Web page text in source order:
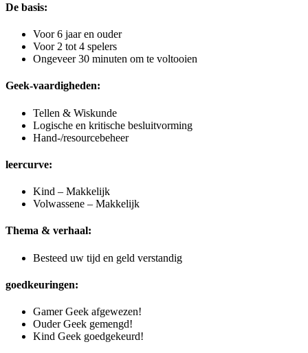
De basis:
Voor 6 jaar en ouder
Voor 2 tot 4 spelers
Ongeveer 30 minuten om te voltooien
Geek-vaardigheden:
Tellen & Wiskunde
Logische en kritische besluitvorming
Hand-/resourcebeheer
leercurve:
Kind – Makkelijk
Volwassene – Makkelijk
Thema & verhaal:
Besteed uw tijd en geld verstandig
goedkeuringen:
Gamer Geek afgewezen!
Ouder Geek gemengd!
Kind Geek goedgekeurd!